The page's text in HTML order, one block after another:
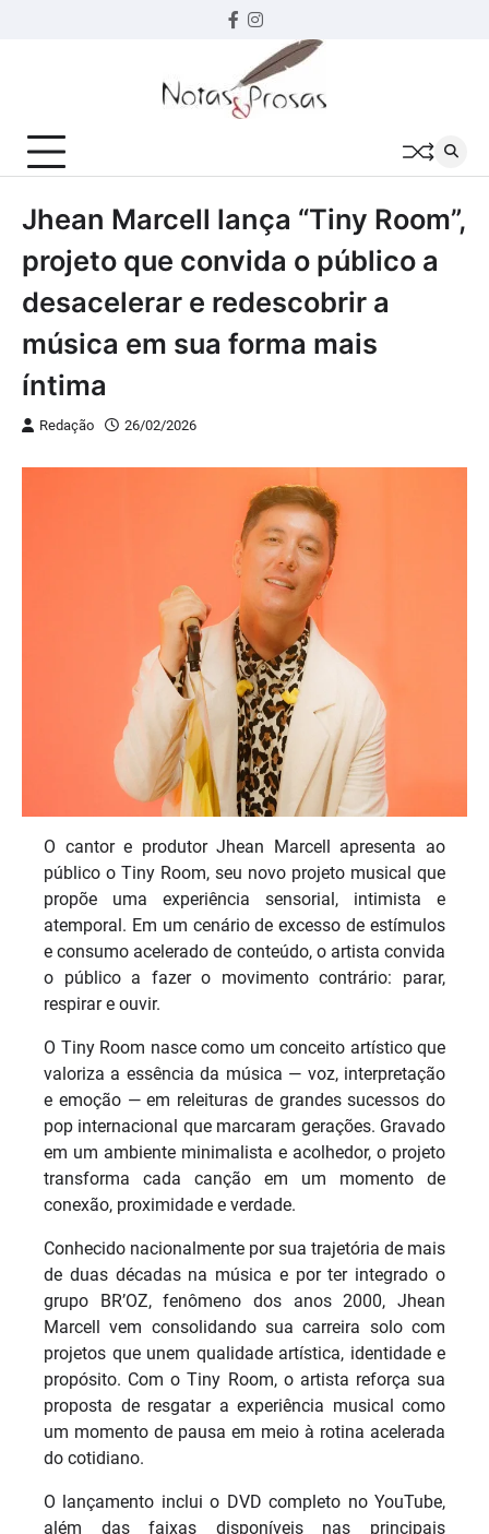
Facebook
instagram
Jhean Marcell lança “Tiny Room”,
projeto que convida o público a
desacelerar e redescobrir a
música em sua forma mais
íntima
Redação 26/02/2026
O cantor e produtor Jhean Marcell apresenta ao
público o Tiny Room, seu novo projeto musical que
propõe uma experiência sensorial, intimista e
atemporal. Em um cenário de excesso de estímulos
e consumo acelerado de conteúdo, o artista convida
o público a fazer o movimento contrário: parar,
respirar e ouvir.
O Tiny Room nasce como um conceito artístico que
valoriza a essência da música — voz, interpretação
e emoção — em releituras de grandes sucessos do
pop internacional que marcaram gerações. Gravado
em um ambiente minimalista e acolhedor, o projeto
transforma cada canção em um momento de
conexão, proximidade e verdade.
Conhecido nacionalmente por sua trajetória de mais
de duas décadas na música e por ter integrado o
grupo BR’OZ, fenômeno dos anos 2000, Jhean
Marcell vem consolidando sua carreira solo com
projetos que unem qualidade artística, identidade e
propósito. Com o Tiny Room, o artista reforça sua
proposta de resgatar a experiência musical como
um momento de pausa em meio à rotina acelerada
do cotidiano.
O lançamento inclui o DVD completo no YouTube,
além das faixas disponíveis nas principais